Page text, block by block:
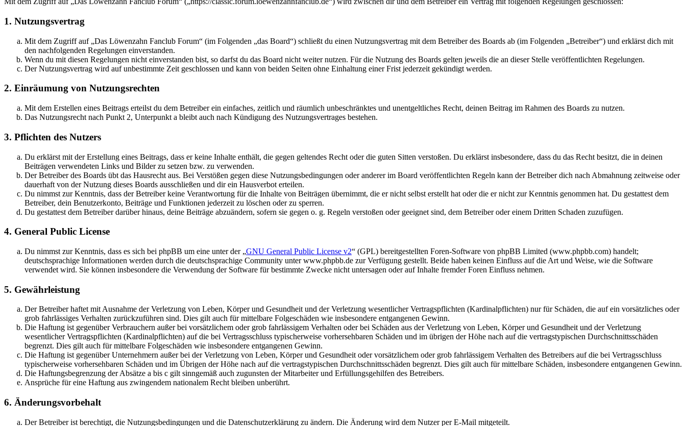
1. Nutzungsvertrag
Mit dem Zugriff auf „Das Löwenzahn Fanclub Forum“ (im Folgenden „das Board“) schließt du einen Nutzungsvertrag mit dem Betreiber des Boards ab (im Folgenden „Betreiber“) und erklärst dich mit
den nachfolgenden Regelungen einverstanden.
Wenn du mit diesen Regelungen nicht einverstanden bist, so darfst du das Board nicht weiter nutzen. Für die Nutzung des Boards gelten jeweils die an dieser Stelle veröffentlichten Regelungen.
Der Nutzungsvertrag wird auf unbestimmte Zeit geschlossen und kann von beiden Seiten ohne Einhaltung einer Frist jederzeit gekündigt werden.
2. Einräumung von Nutzungsrechten
Mit dem Erstellen eines Beitrags erteilst du dem Betreiber ein einfaches, zeitlich und räumlich unbeschränktes und unentgeltliches Recht, deinen Beitrag im Rahmen des Boards zu nutzen.
Das Nutzungsrecht nach Punkt 2, Unterpunkt a bleibt auch nach Kündigung des Nutzungsvertrages bestehen.
3. Pflichten des Nutzers
Du erklärst mit der Erstellung eines Beitrags, dass er keine Inhalte enthält, die gegen geltendes Recht oder die guten Sitten verstoßen. Du erklärst insbesondere, dass du das Recht besitzt, die in deinen
Beiträgen verwendeten Links und Bilder zu setzen bzw. zu verwenden.
Der Betreiber des Boards übt das Hausrecht aus. Bei Verstößen gegen diese Nutzungsbedingungen oder anderer im Board veröffentlichten Regeln kann der Betreiber dich nach Abmahnung zeitweise oder
dauerhaft von der Nutzung dieses Boards ausschließen und dir ein Hausverbot erteilen.
Du nimmst zur Kenntnis, dass der Betreiber keine Verantwortung für die Inhalte von Beiträgen übernimmt, die er nicht selbst erstellt hat oder die er nicht zur Kenntnis genommen hat. Du gestattest dem
Betreiber, dein Benutzerkonto, Beiträge und Funktionen jederzeit zu löschen oder zu sperren.
Du gestattest dem Betreiber darüber hinaus, deine Beiträge abzuändern, sofern sie gegen o. g. Regeln verstoßen oder geeignet sind, dem Betreiber oder einem Dritten Schaden zuzufügen.
4. General Public License
Du nimmst zur Kenntnis, dass es sich bei phpBB um eine unter der „GNU General Public License v2“ (GPL) bereitgestellten Foren-Software von phpBB Limited (www.phpbb.com) handelt;
deutschsprachige Informationen werden durch die deutschsprachige Community unter www.phpbb.de zur Verfügung gestellt. Beide haben keinen Einfluss auf die Art und Weise, wie die Software
verwendet wird. Sie können insbesondere die Verwendung der Software für bestimmte Zwecke nicht untersagen oder auf Inhalte fremder Foren Einfluss nehmen.
5. Gewährleistung
Der Betreiber haftet mit Ausnahme der Verletzung von Leben, Körper und Gesundheit und der Verletzung wesentlicher Vertragspflichten (Kardinalpflichten) nur für Schäden, die auf ein vorsätzliches oder
grob fahrlässiges Verhalten zurückzuführen sind. Dies gilt auch für mittelbare Folgeschäden wie insbesondere entgangenen Gewinn.
Die Haftung ist gegenüber Verbrauchern außer bei vorsätzlichem oder grob fahrlässigem Verhalten oder bei Schäden aus der Verletzung von Leben, Körper und Gesundheit und der Verletzung
wesentlicher Vertragspflichten (Kardinalpflichten) auf die bei Vertragsschluss typischerweise vorhersehbaren Schäden und im übrigen der Höhe nach auf die vertragstypischen Durchschnittsschäden
begrenzt. Dies gilt auch für mittelbare Folgeschäden wie insbesondere entgangenen Gewinn.
Die Haftung ist gegenüber Unternehmern außer bei der Verletzung von Leben, Körper und Gesundheit oder vorsätzlichem oder grob fahrlässigem Verhalten des Betreibers auf die bei Vertragsschluss
typischerweise vorhersehbaren Schäden und im Übrigen der Höhe nach auf die vertragstypischen Durchschnittsschäden begrenzt. Dies gilt auch für mittelbare Schäden, insbesondere entgangenen Gewinn.
Die Haftungsbegrenzung der Absätze a bis c gilt sinngemäß auch zugunsten der Mitarbeiter und Erfüllungsgehilfen des Betreibers.
Ansprüche für eine Haftung aus zwingendem nationalem Recht bleiben unberührt.
6. Änderungsvorbehalt
Der Betreiber ist berechtigt, die Nutzungsbedingungen und die Datenschutzerklärung zu ändern. Die Änderung wird dem Nutzer per E-Mail mitgeteilt.